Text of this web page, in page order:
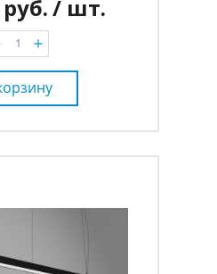
/ шт.